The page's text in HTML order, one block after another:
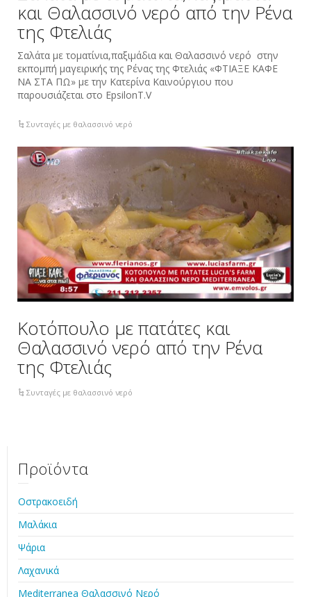
και Θαλασσινό νερό από την Ρένα
της Φτελιάς
Σαλάτα με τοματίνια,παξιμάδια και Θαλασσινό νερό στην
εκπομπή μαγειρικής της Ρένας της Φτελιάς «ΦΤΙΑΞΕ ΚΑΦΕ
ΝΑ ΣΤΑ ΠΩ» με την Κατερίνα Καινούργιου που
παρουσιάζεται στo ΕpsilonT.V
Συνταγές με θαλασσινό νερό
Κοτόπουλο με πατάτες και
Θαλασσινό νερό από την Ρένα
της Φτελιάς
Συνταγές με θαλασσινό νερό
Προϊόντα
Οστρακοειδή
Μαλάκια
Ψάρια
Λαχανικά
Mediterranea Θαλασσινό Νερό